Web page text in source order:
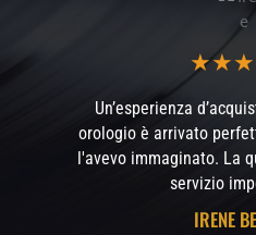
★★★
Un’esperienza
orologio è arrivato
l'avevo immaginato. La
servizio
IRENE